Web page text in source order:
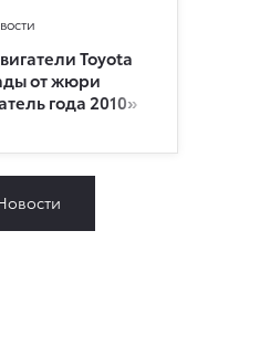
Toyota
от жюри
года 2010»